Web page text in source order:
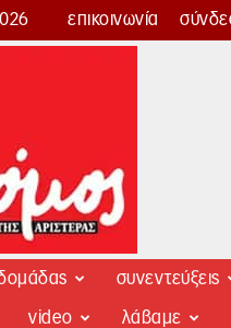
επικοινωνία
συνεντεύξεις
video λάβαμε